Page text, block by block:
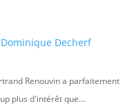
Decherf
Renouvin a parfaitement
plus d'intérêt que…